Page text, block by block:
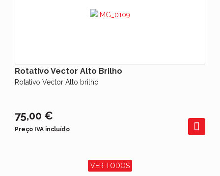
Rotativo Vector Alto Brilho
Rotativo Vector Alto brilho
75,00 €
Preço IVA incluído
VER TODOS